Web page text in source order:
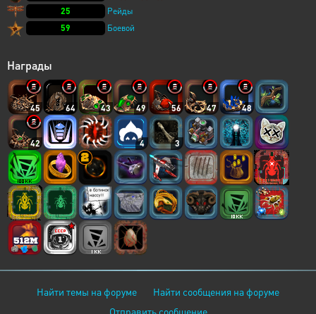
25
Рейды
59
Боевой
Награды
45 64 43 49 56 47 48
42 4 3
Найти темы на форуме
Найти сообщения на форуме
Отправить сообщение